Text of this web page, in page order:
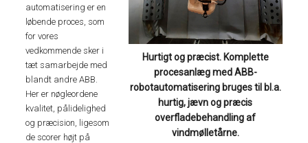
Hurtigt og præcist. Komplette
procesanlæg med ABB-
robotautomatisering bruges til bl.a.
hurtig, jævn og præcis
overfladebehandling af
vindmølletårne.
automatisering er en
løbende proces, som
for vores
vedkommende sker i
tæt samarbejde med
blandt andre ABB.
Her er nøgleordene
kvalitet, pålidelighed
og præcision, ligesom
de scorer højt på